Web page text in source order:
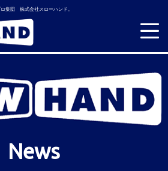
集団 株式会社スローハンド。
News